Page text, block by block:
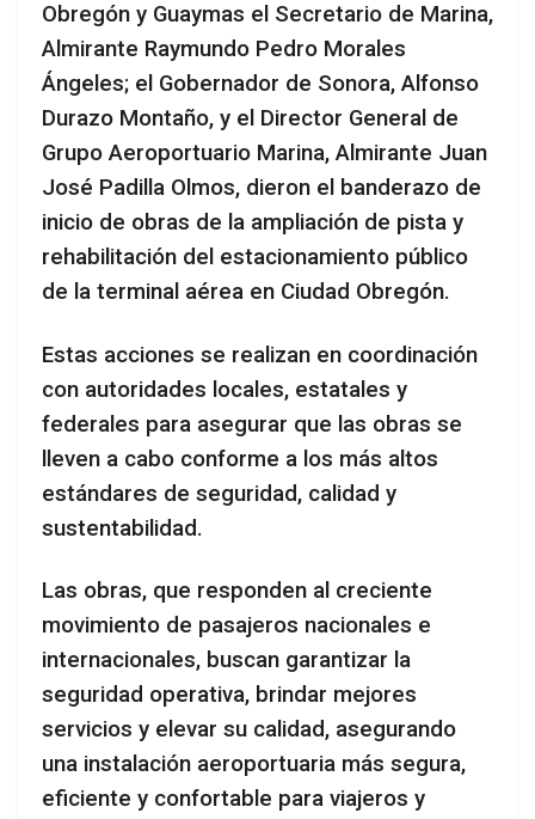
Obregón y Guaymas el Secretario de Marina,
Almirante Raymundo Pedro Morales
Ángeles; el Gobernador de Sonora, Alfonso
Durazo Montaño, y el Director General de
Grupo Aeroportuario Marina, Almirante Juan
José Padilla Olmos, dieron el banderazo de
inicio de obras de la ampliación de pista y
rehabilitación del estacionamiento público
de la terminal aérea en Ciudad Obregón.
Estas acciones se realizan en coordinación
con autoridades locales, estatales y
federales para asegurar que las obras se
lleven a cabo conforme a los más altos
estándares de seguridad, calidad y
sustentabilidad.
Las obras, que responden al creciente
movimiento de pasajeros nacionales e
internacionales, buscan garantizar la
seguridad operativa, brindar mejores
servicios y elevar su calidad, asegurando
una instalación aeroportuaria más segura,
eficiente y confortable para viajeros y